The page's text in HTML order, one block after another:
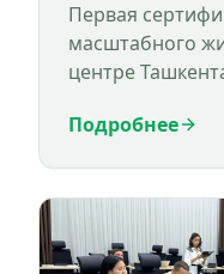
Первая
масштабного
центре
Подробнее